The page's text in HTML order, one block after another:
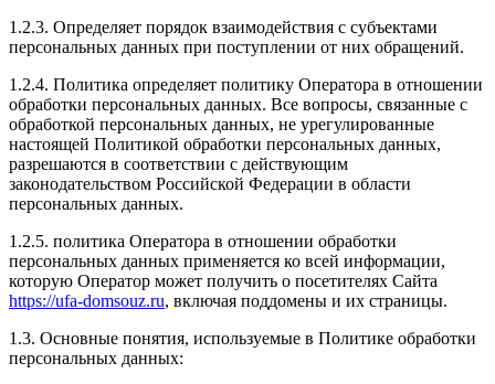
1.2.3. Определяет порядок взаимодействия с субъектами
персональных данных при поступлении от них обращений.
1.2.4. Политика определяет политику Оператора в отношении
обработки персональных данных. Все вопросы, связанные с
обработкой персональных данных, не урегулированные
настоящей Политикой обработки персональных данных,
разрешаются в соответствии с действующим
законодательством Российской Федерации в области
персональных данных.
1.2.5. политика Оператора в отношении обработки
персональных данных применяется ко всей информации,
которую Оператор может получить о посетителях Сайта
https://ufa-domsouz.ru, включая поддомены и их страницы.
1.3. Основные понятия, используемые в Политике обработки
персональных данных: